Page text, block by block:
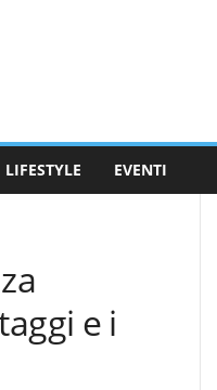
LIFESTYLE EVENTI
e i